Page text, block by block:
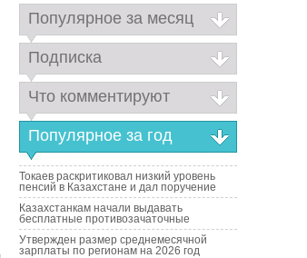
Популярное за месяц
Подписка
Что комментируют
Популярное за год
Токаев раскритиковал низкий уровень
пенсий в Казахстане и дал поручение
Казахстанкам начали выдавать
бесплатные противозачаточные
Утвержден размер среднемесячной
зарплаты по регионам на 2026 год